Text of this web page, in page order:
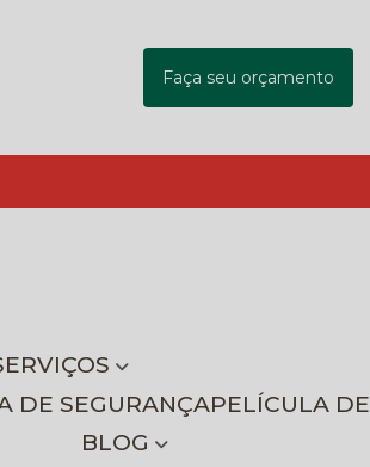
Faça seu orçamento
SERVIÇOS
DE SEGURANÇA PELÍCULA
BLOG